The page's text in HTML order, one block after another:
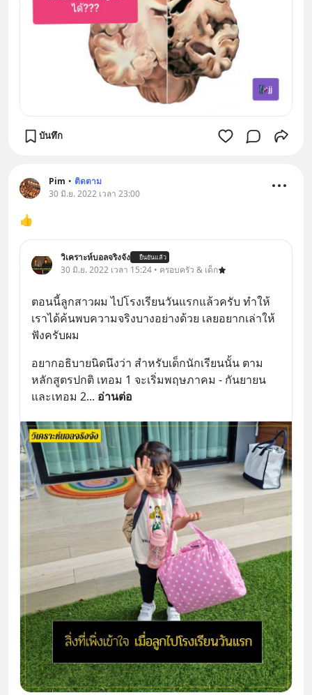
บันทึก
Pim • ติดตาม
30 มิ.ย. 2022 เวลา 23:00
👍
วิเคราะห์บอลจริงจัง ยืนยันแล้ว
30 มิ.ย. 2022 เวลา 15:24 • ครอบครัว & เด็ก
ตอนนี้ลูกสาวผม ไปโรงเรียนวันแรกแล้วครับ ทำให้
เราได้ค้นพบความจริงบางอย่างด้วย เลยอยากเล่าให้
ฟังครับผม
อยากอธิบายนิดนึงว่า สำหรับเด็กนักเรียนนั้น ตาม
หลักสูตรปกติ เทอม 1 จะเริ่มพฤษภาคม - กันยายน
และเทอม 2... อ่านต่อ